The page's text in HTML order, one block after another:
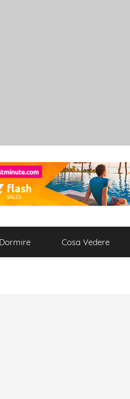
Cosa Vedere